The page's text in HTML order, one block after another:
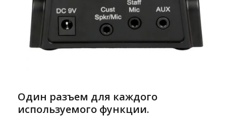
Один разъем для каждого
используемого функции.